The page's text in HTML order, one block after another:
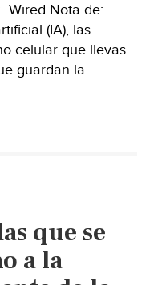
Wired Nota de:
(IA), las
celular que llevas
guardan la …
que se
a la